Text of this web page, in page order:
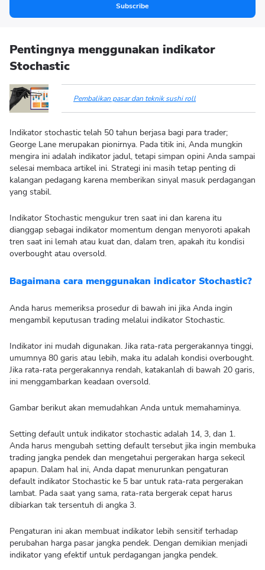
Subscribe
Pentingnya menggunakan indikator
Stochastic
Pembalikan pasar dan teknik sushi roll
Indikator stochastic telah 50 tahun berjasa bagi para trader;
George Lane merupakan pionirnya. Pada titik ini, Anda mungkin
mengira ini adalah indikator jadul, tetapi simpan opini Anda sampai
selesai membaca artikel ini. Strategi ini masih tetap penting di
kalangan pedagang karena memberikan sinyal masuk perdagangan
yang stabil.
Indikator Stochastic mengukur tren saat ini dan karena itu
dianggap sebagai indikator momentum dengan menyoroti apakah
tren saat ini lemah atau kuat dan, dalam tren, apakah itu kondisi
overbought atau oversold.
Bagaimana cara menggunakan indicator Stochastic?
Anda harus memeriksa prosedur di bawah ini jika Anda ingin
mengambil keputusan trading melalui indikator Stochastic.
Indikator ini mudah digunakan. Jika rata-rata pergerakannya tinggi,
umumnya 80 garis atau lebih, maka itu adalah kondisi overbought.
Jika rata-rata pergerakannya rendah, katakanlah di bawah 20 garis,
ini menggambarkan keadaan oversold.
Gambar berikut akan memudahkan Anda untuk memahaminya.
Setting default untuk indikator stochastic adalah 14, 3, dan 1.
Anda harus mengubah setting default tersebut jika ingin membuka
trading jangka pendek dan mengetahui pergerakan harga sekecil
apapun. Dalam hal ini, Anda dapat menurunkan pengaturan
default indikator Stochastic ke 5 bar untuk rata-rata pergerakan
lambat. Pada saat yang sama, rata-rata bergerak cepat harus
dibiarkan tak tersentuh di angka 3.
Pengaturan ini akan membuat indikator lebih sensitif terhadap
perubahan harga pasar jangka pendek. Dengan demikian menjadi
indikator yang efektif untuk perdagangan jangka pendek.